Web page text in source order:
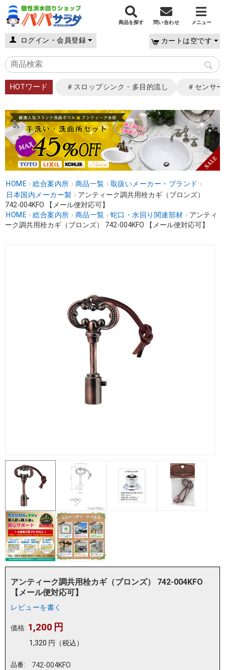
商品を探す 問い合わせ メニュー
ログイン・会員登録 カートは空です
HOTワード ＃スロップシンク・多目的流し ＃センサ
HOME › 総合案内所 › 商品一覧 › 取扱いメーカー・ブランド ›
日本国内メーカー製 › アンティーク調共用栓カギ（ブロンズ）
742-004KFO 【メール便対応可】
HOME › 総合案内所 › 商品一覧 › 蛇口・水回り関連部材 › アンティ
ーク調共用栓カギ（ブロンズ） 742-004KFO 【メール便対応可】
アンティーク調共用栓カギ（ブロンズ） 742-004KFO
【メール便対応可】
レビューを書く
価格: 1,200 円
1,320 円 （税込）
品番: 742-004KFO